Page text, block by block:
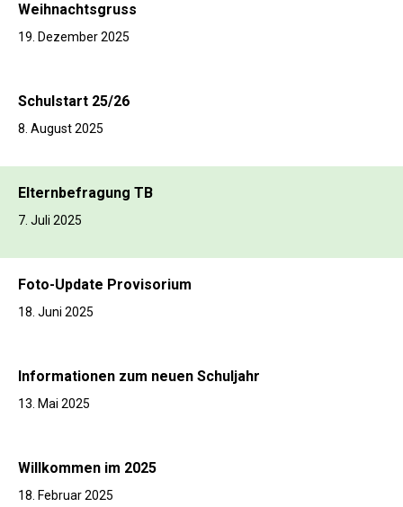
Weihnachtsgruss
19. Dezember 2025
Schulstart 25/26
8. August 2025
Elternbefragung TB
7. Juli 2025
Foto-Update Provisorium
18. Juni 2025
Informationen zum neuen Schuljahr
13. Mai 2025
Willkommen im 2025
18. Februar 2025